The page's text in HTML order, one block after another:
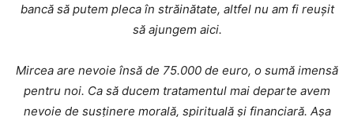
bancă să putem pleca în străinătate, altfel nu am fi reușit
să ajungem aici.
Mircea are nevoie însă de 75.000 de euro, o sumă imensă
pentru noi. Ca să ducem tratamentul mai departe avem
nevoie de susținere morală, spirituală și financiară. Așa